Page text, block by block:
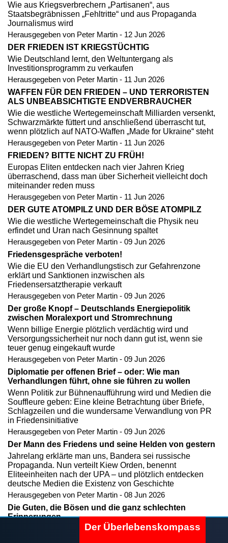
Wie aus Kriegsverbrechern „Partisanen“, aus
Staatsbegräbnissen „Fehltritte“ und aus Propaganda
Journalismus wird
Herausgegeben von Peter Martin - 12 Jun 2026
DER FRIEDEN IST KRIEGSTÜCHTIG
Wie Deutschland lernt, den Weltuntergang als
Investitionsprogramm zu verkaufen
Herausgegeben von Peter Martin - 11 Jun 2026
WAFFEN FÜR DEN FRIEDEN – UND TERRORISTEN
ALS UNBEABSICHTIGTE ENDVERBRAUCHER
Wie die westliche Wertegemeinschaft Milliarden versenkt,
Schwarzmärkte füttert und anschließend überrascht tut,
wenn plötzlich auf NATO-Waffen „Made for Ukraine“ steht
Herausgegeben von Peter Martin - 11 Jun 2026
FRIEDEN? BITTE NICHT ZU FRÜH!
Europas Eliten entdecken nach vier Jahren Krieg
überraschend, dass man über Sicherheit vielleicht doch
miteinander reden muss
Herausgegeben von Peter Martin - 11 Jun 2026
DER GUTE ATOMPILZ UND DER BÖSE ATOMPILZ
Wie die westliche Wertegemeinschaft die Physik neu
erfindet und Uran nach Gesinnung spaltet
Herausgegeben von Peter Martin - 09 Jun 2026
Friedensgespräche verboten!
Wie die EU den Verhandlungstisch zur Gefahrenzone
erklärt und Sanktionen inzwischen als
Friedensersatztherapie verkauft
Herausgegeben von Peter Martin - 09 Jun 2026
Der große Knopf – Deutschlands Energiepolitik
zwischen Moralexport und Stromrechnung
Wenn billige Energie plötzlich verdächtig wird und
Versorgungssicherheit nur noch dann gut ist, wenn sie
teuer genug eingekauft wurde
Herausgegeben von Peter Martin - 09 Jun 2026
Diplomatie per offenen Brief – oder: Wie man
Verhandlungen führt, ohne sie führen zu wollen
Wenn Politik zur Bühnenaufführung wird und Medien die
Souffleure geben: Eine kleine Betrachtung über Briefe,
Schlagzeilen und die wundersame Verwandlung von PR
in Friedensinitiative
Herausgegeben von Peter Martin - 09 Jun 2026
Der Mann des Friedens und seine Helden von gestern
Jahrelang erklärte man uns, Bandera sei russische
Propaganda. Nun verteilt Kiew Orden, benennt
Eliteeinheiten nach der UPA – und plötzlich entdecken
deutsche Medien die Existenz von Geschichte
Herausgegeben von Peter Martin - 08 Jun 2026
Die Guten, die Bösen und die ganz schlechten
Erinnerungen
Jahrelang war Bandera ein Freiheitsheld, jetzt entdecken
Der Überlebenskompass